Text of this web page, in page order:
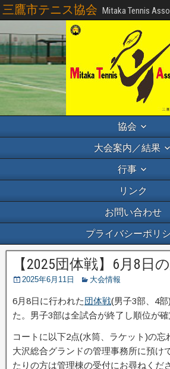
三鷹市テニス協会 Mitaka Tennis
協会
大会案内／結果
行事
リンク
お問い合わせ
プライバシーポリ
【2025団体戦】6月8日
2025年6月11日 大会情報
6月8日に行われた団体戦(男子3部、4
た。男子3部は全試合が終了し順位が確
コートに以下2点(水筒、ラケット)の忘
大沢総合グランドの管理事務所に預け
たりの方は管理棟の受付にお尋ねくだ